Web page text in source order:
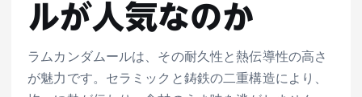
ルが人気なのか
ラムカンダムールは、その耐久性と熱伝導性の高さ
が魅力です。セラミックと鋳鉄の二重構造により、